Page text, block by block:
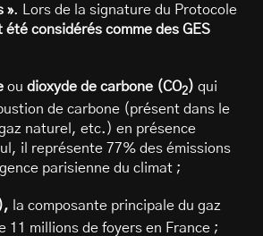
». Lors de la signature du Protocole
été considérés comme des GES
ou dioxyde de carbone (CO2) qui
de carbone (présent dans le
naturel, etc.) en présence
il représente 77% des émissions
parisienne du climat ;
), la composante principale du gaz
11 millions de foyers en France ;